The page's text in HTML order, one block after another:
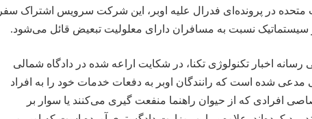
متحده در پرونده‌ای فدرال علیه اوبر، این شرکت سرویس اشتراک سفر
سیستماتیک نسبت به مسافران دارای معلولیت تبعیض قائل می‌شود.
اخبار تکنولوژی تکنا، در شکایت اراعه شده در دادگاه شمالی
مدعی شده است که رانندگان اوبر به دفعات خدمات خود را به افراد
افرادی که از حیوان راهنما منفعت گیری می‌کنند یا سوار بر